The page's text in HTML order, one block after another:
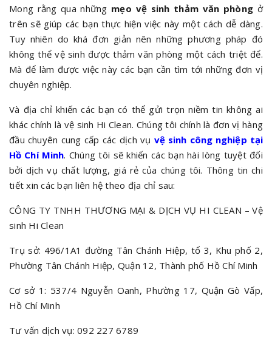
Mong rằng qua những mẹo vệ sinh thảm văn phòng ở
trên sẽ giúp các bạn thực hiện việc này một cách dễ dàng.
Tuy nhiên do khá đơn giản nên những phương pháp đó
không thể vệ sinh được thảm văn phòng một cách triệt để.
Mà để làm được việc này các bạn cần tìm tới những đơn vị
chuyên nghiệp.
Và địa chỉ khiến các bạn có thể gửi trọn niềm tin không ai
khác chính là vệ sinh Hi Clean. Chúng tôi chính là đơn vị hàng
đầu chuyên cung cấp các dịch vụ vệ sinh công nghiệp tại
Hồ Chí Minh. Chúng tôi sẽ khiến các bạn hài lòng tuyệt đối
bởi dịch vụ chất lượng, giá rẻ của chúng tôi. Thông tin chi
tiết xin các bạn liên hệ theo địa chỉ sau:
CÔNG TY TNHH THƯƠNG MẠI & DỊCH VỤ HI CLEAN – Vệ
sinh Hi Clean
Trụ sở: 496/1A1 đường Tân Chánh Hiệp, tổ 3, Khu phố 2,
Phường Tân Chánh Hiệp, Quận 12, Thành phố Hồ Chí Minh
Cơ sở 1: 537/4 Nguyễn Oanh, Phường 17, Quận Gò Vấp,
Hồ Chí Minh
Tư vấn dịch vụ: 092 227 6789